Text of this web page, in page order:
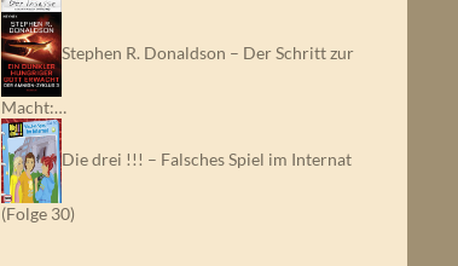
Stephen R. Donaldson – Der Schritt zur
Macht:…
Die drei !!! – Falsches Spiel im Internat
(Folge 30)